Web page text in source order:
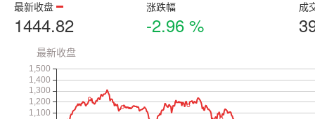
最新收盘
1444.82
涨跌幅
-2.96 %
成